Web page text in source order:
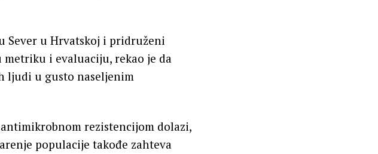
Sever u Hrvatskoj i pridruženi
i evaluaciju, rekao je da
ljudi u gusto naseljenim
rezistencijom dolazi,
populacije takođe zahteva